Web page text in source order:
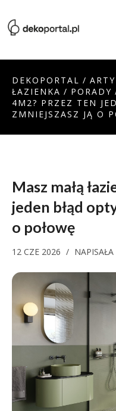
DEKOPORTAL /
ŁAZIENKA / PORADY
4M2? PRZEZ TEN
ZMNIEJSZASZ JĄ O
Masz małą
jeden błąd
o połowę
12 CZE 2026 / NAPISAŁA